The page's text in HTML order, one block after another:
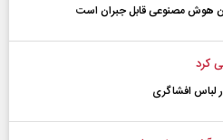
هوش مصنوعی قابل جبران است
کرد
لباس افشاگری